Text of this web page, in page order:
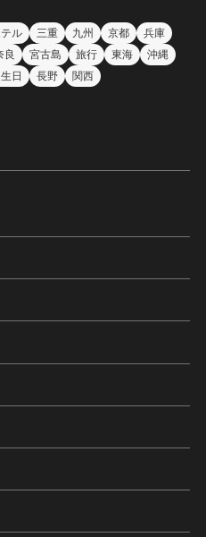
ル 三重 九州 京都
兵庫
良 宮古島 旅行 東海
沖縄
日 長野 関西